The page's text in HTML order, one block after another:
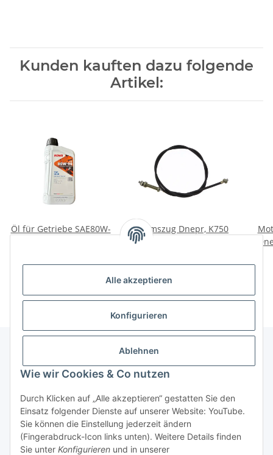
Alle akzeptieren
Konfigurieren
Ablehnen
Wie wir Cookies & Co nutzen
Durch Klicken auf „Alle akzeptieren“ gestatten Sie den
Einsatz folgender Dienste auf unserer Website: YouTube.
Sie können die Einstellung jederzeit ändern
(Fingerabdruck-Icon links unten). Weitere Details finden
Sie unter Konfigurieren und in unserer
Kunden kauften dazu folgende
Artikel:
Öl für Getriebe SAE80W-
Bremszug Dnepr, K750
Informationen
Gesetzliche Informationen
Widerrufsbutton